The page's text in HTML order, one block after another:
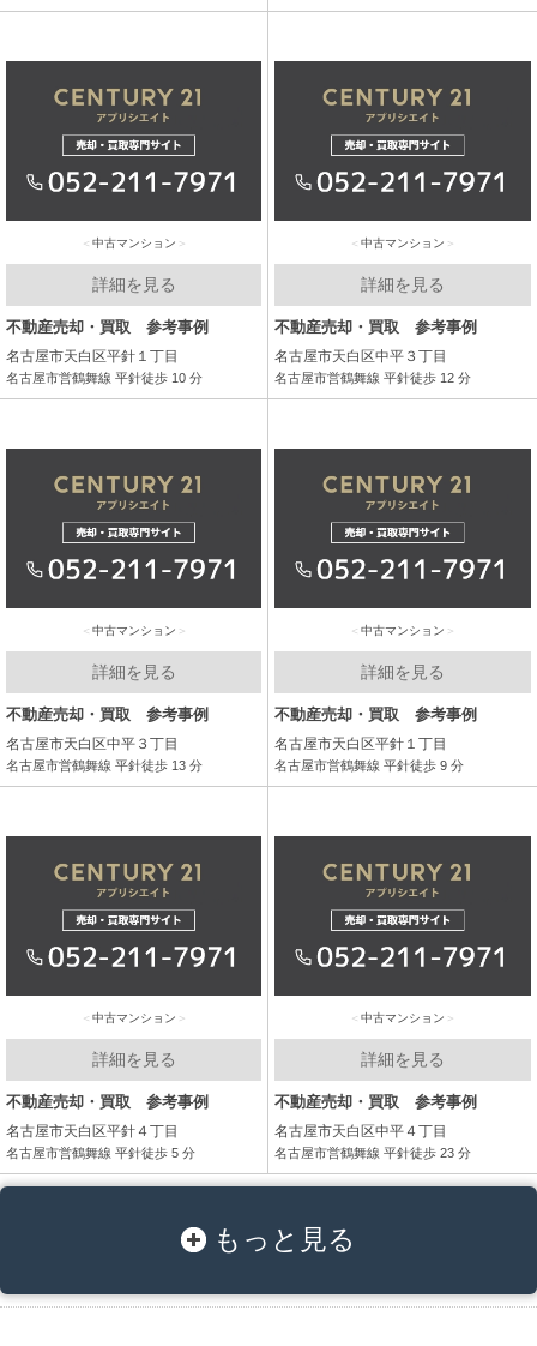
中古マンション
詳細を見る
不動産売却・買取 参考事例
名古屋市天白区平針１丁目
名古屋市営鶴舞線 平針徒歩 10 分
中古マンション
詳細を見る
不動産売却・買取 参考事例
名古屋市天白区中平３丁目
名古屋市営鶴舞線 平針徒歩 12 分
中古マンション
詳細を見る
不動産売却・買取 参考事例
名古屋市天白区中平３丁目
名古屋市営鶴舞線 平針徒歩 13 分
中古マンション
詳細を見る
不動産売却・買取 参考事例
名古屋市天白区平針１丁目
名古屋市営鶴舞線 平針徒歩 9 分
中古マンション
詳細を見る
不動産売却・買取 参考事例
名古屋市天白区平針４丁目
名古屋市営鶴舞線 平針徒歩 5 分
中古マンション
詳細を見る
不動産売却・買取 参考事例
名古屋市天白区中平４丁目
名古屋市営鶴舞線 平針徒歩 23 分
もっと見る